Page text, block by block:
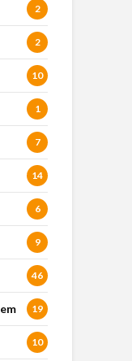
2
2
10
1
7
14
6
9
46
19
10